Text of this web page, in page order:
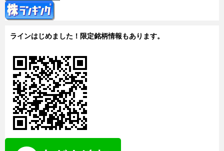
ラインはじめました！限定銘柄情報もあります。